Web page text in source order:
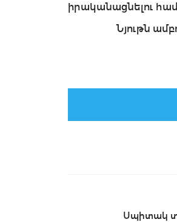
իրականացնելու
Նյութն
Սպիտակ